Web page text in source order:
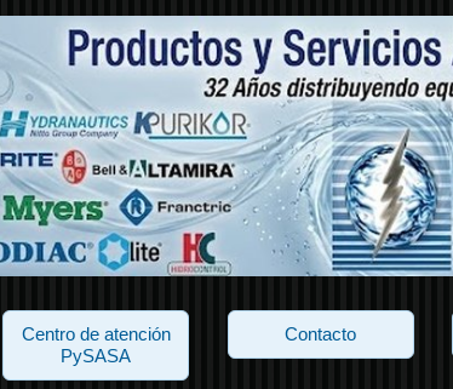
Centro de atención
PySASA
Contacto